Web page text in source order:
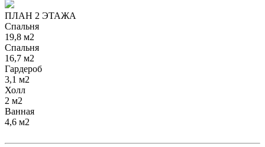
ПЛАН 2 ЭТАЖА
Спальня
19,8 м2
Спальня
16,7 м2
Гардероб
3,1 м2
Холл
2 м2
Ванная
4,6 м2